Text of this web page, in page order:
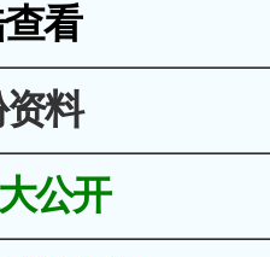
看
料
公开